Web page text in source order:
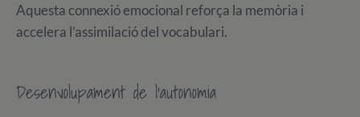
Aquesta connexió emocional reforça la memòria i
accelera l’assimilació del vocabulari.
Desenvolupament de l’autonomia